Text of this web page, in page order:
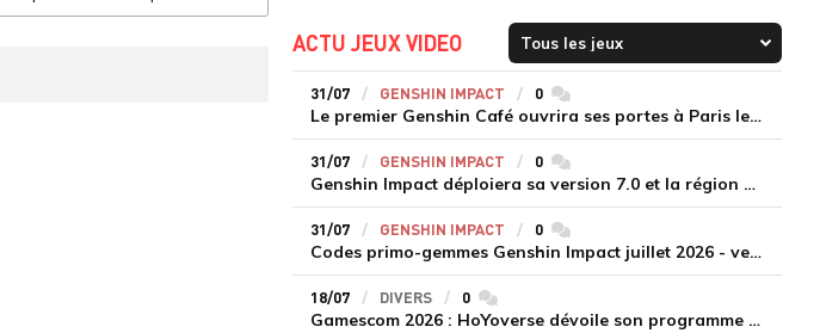
ACTU JEUX VIDEO
31/07 GENSHIN IMPACT 0commentaires
Le premier Genshin Café ouvrira ses portes à Paris le 14 août
31/07 GENSHIN IMPACT 0commentaires
Genshin Impact déploiera sa version 7.0 et la région de Snezhnaya le 12 août
31/07 GENSHIN IMPACT 0commentaires
Codes primo-gemmes Genshin Impact juillet 2026 - version 7.0
18/07 DIVERS 0commentaires
Gamescom 2026 : HoYoverse dévoile son programme et présente deux nouveaux jeux inédits